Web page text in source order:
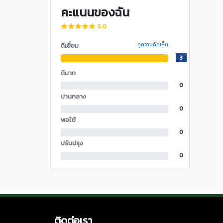
คะแนนของฉัน
5.0
ดีเยี่ยม ดูความคิดเห็น
3
ดีมาก
0
ปานกลาง
0
พอใช้
0
ปรับปรุง
0